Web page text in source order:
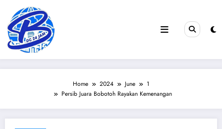
content
Home 2024 June
1
Persib Juara Bobotoh Rayakan Kemenangan